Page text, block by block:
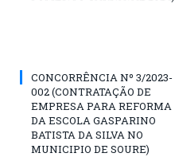
CONCORRÊNCIA Nº 3/2023-
002 (CONTRATAÇÃO DE
EMPRESA PARA REFORMA
DA ESCOLA GASPARINO
BATISTA DA SILVA NO
MUNICIPIO DE SOURE)